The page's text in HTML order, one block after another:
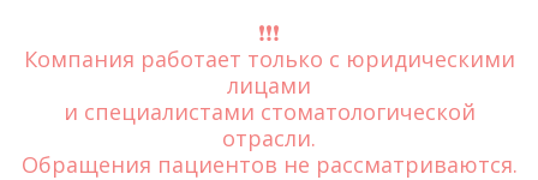
❗️❗️❗️
Компания работает только с юридическими
лицами
и специалистами стоматологической
отрасли.
Обращения пациентов не рассматриваются.